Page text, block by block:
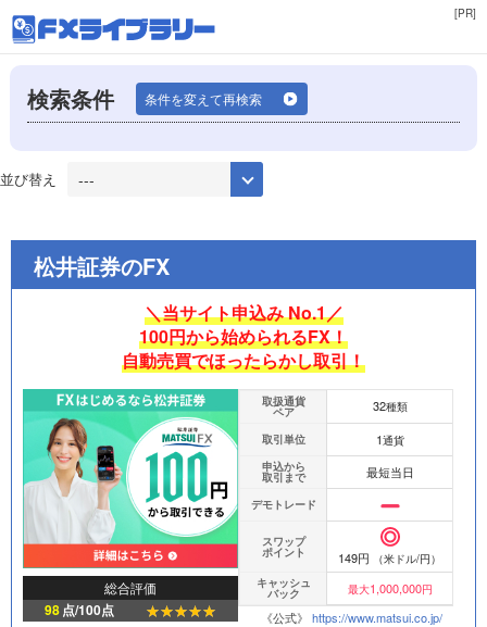
[PR]
検索条件 条件を変えて再検索
並び替え
松井証券のFX
＼当サイト申込み No.1／
100円から始められるFX！
自動売買でほったらかし取引！
総合評価
98点/100点
取扱通貨
ペア 32種類
取引単位 1通貨
申込から
取引まで 最短当日
デモトレード
スワップ
ポイント 149円
（米ドル/円）
キャッシュ
バック 最大1,000,000円
《公式》 https://www.matsui.co.jp/